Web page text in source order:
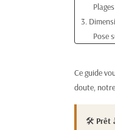
3.
Pose
5.
Ce guide
doute,
🛠️ Prêt